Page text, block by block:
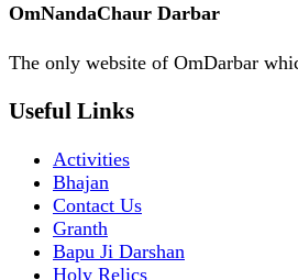
OmNandaChaur Darbar
The only website of OmDarbar
Useful Links
Activities
Bhajan
Contact Us
Granth
Bapu Ji Darshan
Holy Relics